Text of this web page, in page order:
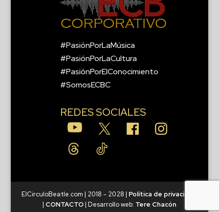
#PasiónPorLaMúsica
#PasiónPorLaCultura
#PasiónPorElConocimiento
#SomosECBC
REDES SOCIALES
ElCirculoBeatle.com | 2018 - 2028 | Política de privacidad
| CONTACTO| Desarrollo web: Tere Chacón